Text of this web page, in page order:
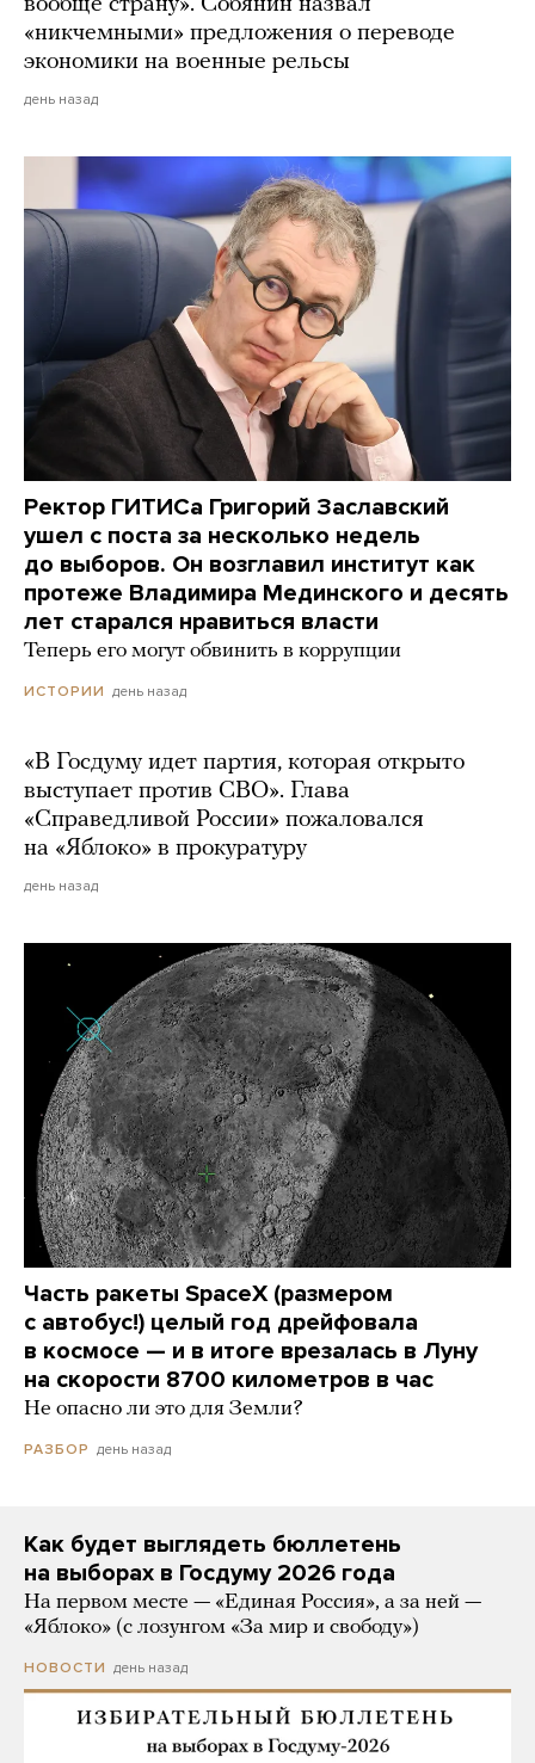
«никчемными» предложения о переводе
экономики на военные рельсы
день назад
Ректор ГИТИСа Григорий Заславский
ушел с поста за несколько недель
до выборов. Он возглавил институт как
протеже Владимира Мединского и десять
лет старался нравиться власти
Теперь его могут обвинить в коррупции
ИСТОРИИ день назад
«В Госдуму идет партия, которая открыто
выступает против СВО». Глава
«Справедливой России» пожаловался
на «Яблоко» в прокуратуру
день назад
Часть ракеты SpaceX (размером
с автобус!) целый год дрейфовала
в космосе — и в итоге врезалась в Луну
на скорости 8700 километров в час
Не опасно ли это для Земли?
РАЗБОР день назад
Как будет выглядеть бюллетень
на выборах в Госдуму 2026 года
На первом месте — «Единая Россия», а за ней —
«Яблоко» (с лозунгом «За мир и свободу»)
НОВОСТИ день назад